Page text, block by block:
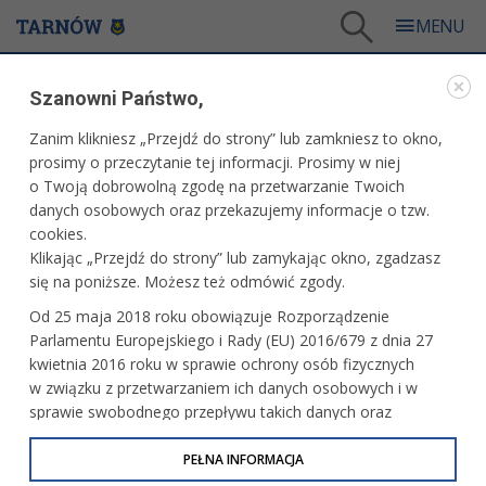
Święto Miasta Tarnowa „Zdearzenia 2025”
WARTO PRZECZYTAĆ
ŚWIĘTO MIASTA TARNOWA „ZDEARZENIA 2025”
17.06.2025, 15:25 Redakcja tarnow.pl
Od środy, 25 czerwca do niedzieli 29 czerwca odbywać
będą się wydarzenia związane ze Świętem Miasta Tarnowa
„Zdearzenia 2025”.
Szanowni Państwo,
Zanim klikniesz „Przejdź do strony” lub zamkniesz to okno,
prosimy o przeczytanie tej informacji. Prosimy w niej
o Twoją dobrowolną zgodę na przetwarzanie Twoich
danych osobowych oraz przekazujemy informacje o tzw.
cookies.
Klikając „Przejdź do strony” lub zamykając okno, zgadzasz
się na poniższe. Możesz też odmówić zgody.
Od 25 maja 2018 roku obowiązuje Rozporządzenie
Parlamentu Europejskiego i Rady (EU) 2016/679 z dnia 27
kwietnia 2016 roku w sprawie ochrony osób fizycznych
w związku z przetwarzaniem ich danych osobowych i w
sprawie swobodnego przepływu takich danych oraz
uchylenia dyrektywy 95/46/WE (określane jako RODO, GDPR
lub Ogólne Rozporządzenie o Ochronie Danych
PEŁNA INFORMACJA